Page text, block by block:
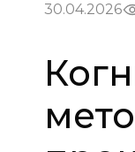
30.04.2026